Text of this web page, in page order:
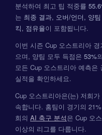
분석하여 최고 팁 적중률
는 최종 결과, 오버/언더, 양
킥, 점유율이 포함됩니다.
이번 시즌 Cup 오스트리아 경
으며, 양팀 모두 득점은 53%
모든 Cup 오스트리아 예측
실적을 확인하세요.
Cup 오스트리아은(는) 저희
속합니다. 홈팀이 경기의
희의 AI 축구 분석은 Cup 오
이상의 리그를 다룹니다.